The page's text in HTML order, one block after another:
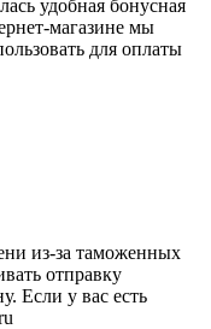
удобная бонусная
магазине мы
для оплаты
из-за таможенных
отправку
Если у вас есть